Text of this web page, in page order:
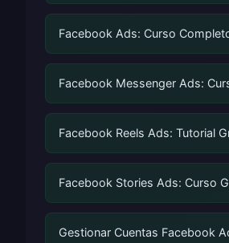
Facebook Ads: Curso
Facebook Messenger Ads:
Facebook Reels Ads: Tutorial
Facebook Stories Ads: Curso
Gestionar Cuentas Facebook